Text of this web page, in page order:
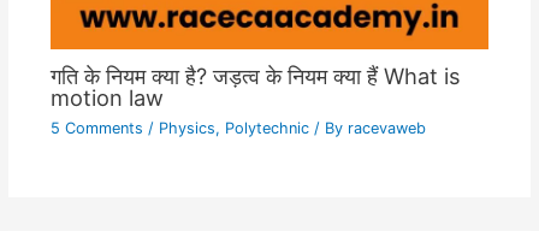
गति के नियम क्या है? जड़त्व के नियम क्या हैं What is
motion law
5 Comments / Physics, Polytechnic/ By racevaweb